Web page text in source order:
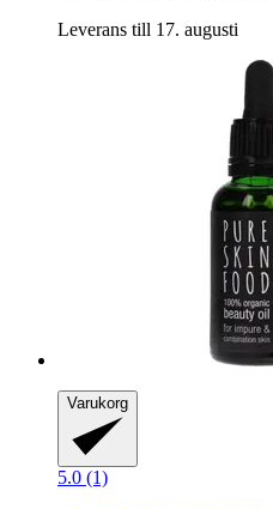
Leverans till 17. augusti
Varukorg
5.0 (1)